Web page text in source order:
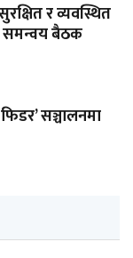
र व्यवस्थित
समन्वय बैठक
सञ्चालनमा